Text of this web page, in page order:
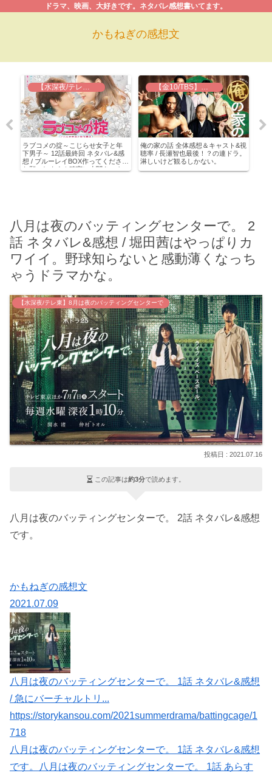
かもねぎの感想文
ドラマ、映画、大好きです。ネタバレ感想書いてます。
【水深夜/テレ東】ラブコメの掟
ラブコメの掟～こじらせ女子と年
下男子～ 12話最終回 ネタバレ&感
想 / ブルーレイBOX作ってください
お願いします！確実に小関きゅん
【金10/TBS】俺の家の話
俺の家の話 全体感想＆キャスト&視
聴率 / 長瀬智也最後！？の連ドラ。
淋しいけど観るしかない。
八月は夜のバッティングセンターで。 2
話 ネタバレ&感想 / 堀田茜はやっぱりカ
ワイイ。野球知らないと感動薄くなっち
ゃうドラマかな。
【水深夜/テレ東】8月は夜のバッティングセンターで
2021.07.16
この記事は約3分で読めます。
八月は夜のバッティングセンターで。 2話 ネタバレ&感想
です。
かもねぎの感想文
2021.07.09
八月は夜のバッティングセンターで。 1話 ネタバレ&感想
/ 急にバーチャルトリ...
https://storykansou.com/2021summerdrama/battingcage/1
718
八月は夜のバッティングセンターで。 1話 ネタバレ&感想
です。八月は夜のバッティングセンターで。 1話 あらす